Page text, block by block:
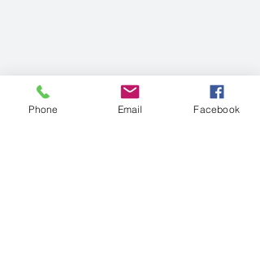
Phone Email Facebook